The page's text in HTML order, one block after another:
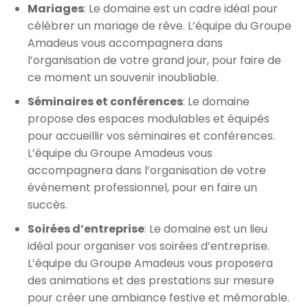
Mariages: Le domaine est un cadre idéal pour
célébrer un mariage de rêve. L’équipe du Groupe
Amadeus vous accompagnera dans
l’organisation de votre grand jour, pour faire de
ce moment un souvenir inoubliable.
Séminaires et conférences: Le domaine
propose des espaces modulables et équipés
pour accueillir vos séminaires et conférences.
L’équipe du Groupe Amadeus vous
accompagnera dans l’organisation de votre
événement professionnel, pour en faire un
succès.
Soirées d’entreprise: Le domaine est un lieu
idéal pour organiser vos soirées d’entreprise.
L’équipe du Groupe Amadeus vous proposera
des animations et des prestations sur mesure
pour créer une ambiance festive et mémorable.